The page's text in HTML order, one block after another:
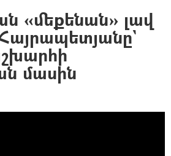
«մեքենան» լավ
Հայրապետյանը`
մասին